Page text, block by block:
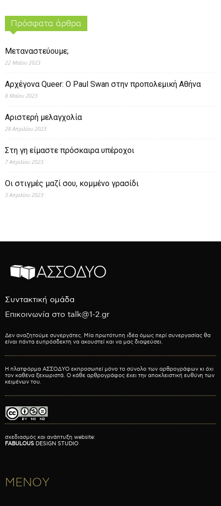
Πρόσφατα άρθρα
Μεταναστεύουμε;
22 Μαΐου 2023
Αρχέγονα Queer: O Paul Swan στην προπολεμική Αθήνα
8 Μαΐου 2023
Αριστερή μελαγχολία
28 Απριλίου 2023
Στη γη είμαστε πρόσκαιρα υπέροχοι
7 Απριλίου 2023
Οι στιγμές μαζί σου, κομμένο γρασίδι
3 Απριλίου 2023
Συντακτική ομάδα
Επικοινωνία στο talk@1-2.gr
Δεν αναζητούμε συνεργάτες. Μία πρωτότυπη ιδέα όμως περί συνεργασίας θα
είναι πάντα ευπρόσδεκτη να ακουστεί και να μας διαψεύσει.
Η πλατφόρμα ΑΣΣΟΔΥΟ εκπροσωπεί μόνο το σύνολο των αρθρογράφων κι όχι
τον καθένα ξεχωριστά. Ο κάθε αρθρογράφος έχει την αποκλειστική ευθύνη των
κειμένων του.
σχεδιασμός και ανάπτυξη website:
FABULOUS DESIGN STUDIO
ΜΕΝΟΥ